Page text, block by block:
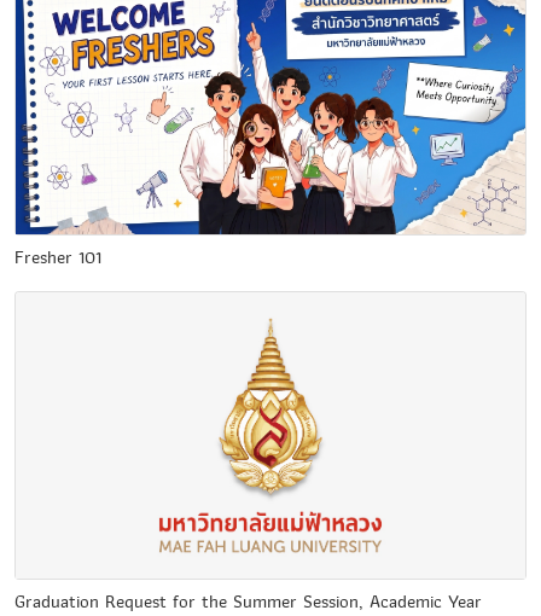
Fresher 101
Graduation Request for the Summer Session, Academic Year